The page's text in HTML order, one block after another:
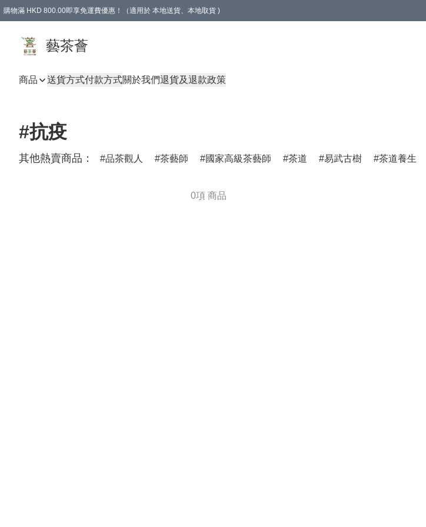
購物滿 HKD 800.00即享免運費優惠！（適用於 本地送貨、本地取貨 )
藝茶薈
商品 送貨方式付款方式關於我們退貨及退款政策
#抗疫
其他熱賣商品： 品茶觀人 茶藝師 國家高級茶藝師 茶道 易武古樹 茶道養生
0項 商品